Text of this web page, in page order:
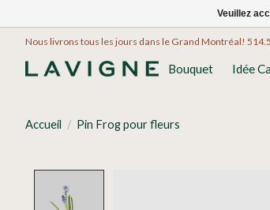
Nous livrons tous les jours dans le Grand Montréal!
Bouquet Idée
Accueil / Pin Frog pour fleurs
Veuillez